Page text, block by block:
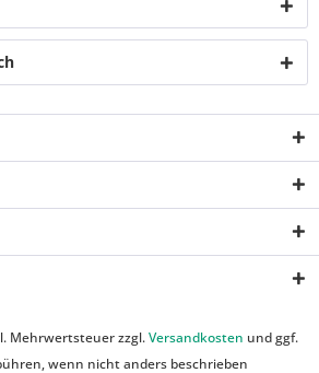
Mehrwertsteuer zzgl.Versandkosten und ggf.
wenn nicht anders beschrieben